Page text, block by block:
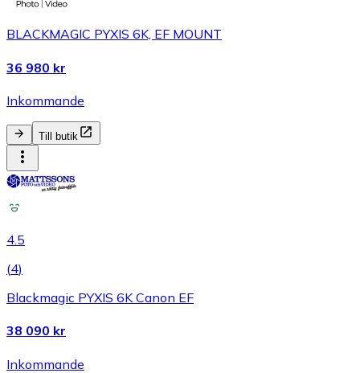
BLACKMAGIC PYXIS 6K, EF MOUNT
36 980 kr
Inkommande
Till butik
4.5
(4)
Blackmagic PYXIS 6K Canon EF
38 090 kr
Inkommande